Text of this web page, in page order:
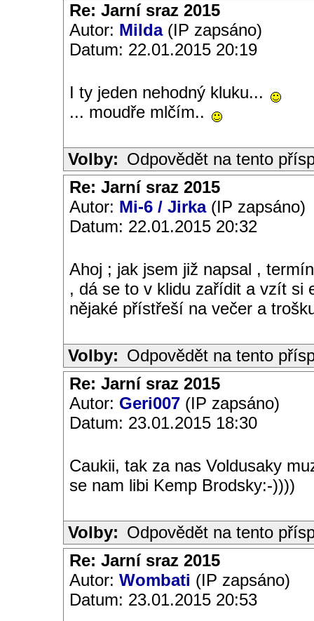
Re: Jarní sraz 2015
Autor: Milda(IP zapsáno)
Datum: 22.01.2015 20:19
I ty jeden nehodný kluku...
... moudře mlčím..
Volby: Odpovědět na tento
Re: Jarní sraz 2015
Autor: Mi-6 / Jirka(IP zapsáno)
Datum: 22.01.2015 20:32
Ahoj ; jak jsem již napsal ,
, dá se to v klidu zařídit a vzít si
nějaké přístřeší na večer a
Volby: Odpovědět na tento
Re: Jarní sraz 2015
Autor: Geri007 (IP zapsáno)
Datum: 23.01.2015 18:30
Caukii, tak za nas Voldusaky
se nam libi Kemp Brodsky:-))))
Volby: Odpovědět na tento
Re: Jarní sraz 2015
Autor: Wombati (IP zapsáno)
Datum: 23.01.2015 20:53